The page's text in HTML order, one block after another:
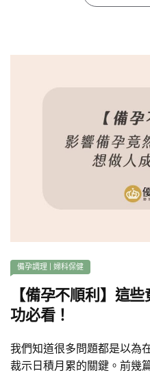
備孕調理 婦科保健
【備孕不順利】這
功必看！
我們知道很多問題都是以為
裁示日積月累的關鍵。前幾